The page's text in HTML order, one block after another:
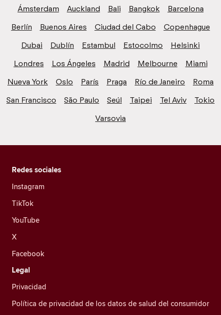
Ámsterdam Auckland Bali Bangkok
Barcelona
Berlín
Buenos Aires Ciudad del Cabo
Copenhague
Dubai
Dublín Estambul Estocolmo
Helsinki
Londres
Los Ángeles Madrid Melbourne
Miami
Nueva York
Oslo París Praga Río de Janeiro
Roma
San Francisco
São Paulo Seúl Taipei Tel Aviv
Tokio
Varsovia
Redes sociales
Instagram
TikTok
YouTube
X
Facebook
Legal
Privacidad
Política de privacidad de los datos de salud del consumidor